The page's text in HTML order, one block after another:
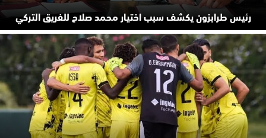
رئيس طرابزون يكشف سبب اختيار محمد صلاح للفريق التركي